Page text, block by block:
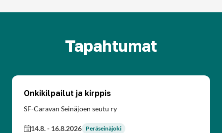
Tapahtumat
Onkikilpailut ja kirppis
SF-Caravan Seinäjoen seutu ry
14.8.- 16.8.2026 Peräseinäjoki